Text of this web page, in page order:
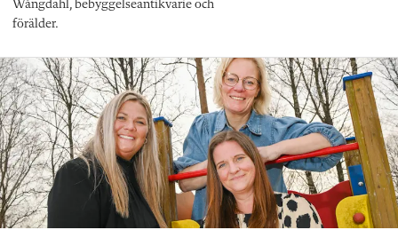
Wångdahl, bebyggelseantikvarie och
förälder.